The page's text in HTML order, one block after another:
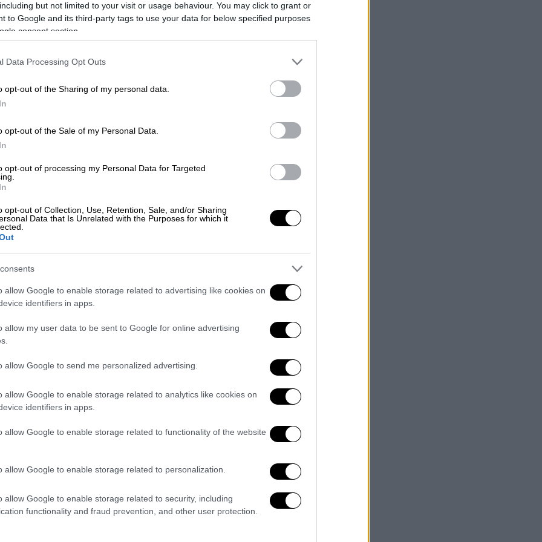
but not limited to your visit or usage behaviour. You may click to grant or
to Google and its third-party tags to use your data for below specified purposes
consent section.
Data Processing Opt Outs
opt-out of the Sharing of my personal data.
opt-out of the Sale of my Personal Data.
opt-out of processing my Personal Data for Targeted
opt-out of Collection, Use, Retention, Sale, and/or Sharing
Data that Is Unrelated with the Purposes for which it
allow Google to enable storage related to advertising like cookies on
identifiers in apps.
allow my user data to be sent to Google for online advertising
allow Google to send me personalized advertising.
allow Google to enable storage related to analytics like cookies on
identifiers in apps.
allow Google to enable storage related to functionality of the website
allow Google to enable storage related to personalization.
allow Google to enable storage related to security, including
functionality and fraud prevention, and other user protection.
τη μεγάλη συναυλία - H κινητική
με τη Dakota Johnson
Αφορά τις οδυνηρές αναμνήσεις της
μπορεί να εκδηλωθούν τα τραύματα
Αλλά κυρίως,
καθαρής ανθρώπινης σύνδεσης, ακόμη
την κατά τα άλλα καταστροφικά
ύπαρξη
video
αυτό με το οποίο είμαι περισσότερο